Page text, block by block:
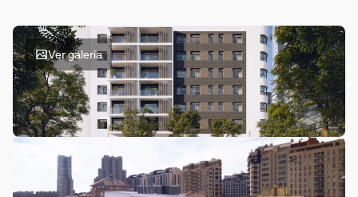
Ver galería